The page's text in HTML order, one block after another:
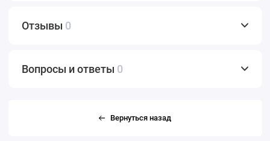
Отзывы 0
Вопросы и ответы 0
Вернуться назад